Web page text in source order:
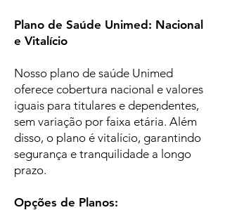
Plano de Saúde Unimed: Nacional
e Vitalício
Nosso plano de saúde Unimed
oferece cobertura nacional e valores
iguais para titulares e dependentes,
sem variação por faixa etária. Além
disso, o plano é vitalício, garantindo
segurança e tranquilidade a longo
prazo.
Opções de Planos: